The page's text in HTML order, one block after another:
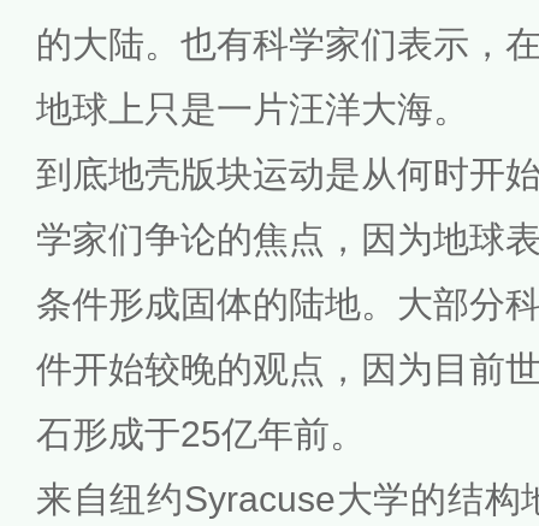
的大陆。也有科学家们表示，
地球上只是一片汪洋大海。
到底地壳版块运动是从何时开
学家们争论的焦点，因为地球
条件形成固体的陆地。大部分
件开始较晚的观点，因为目前
石形成于25亿年前。
来自纽约Syracuse大学的结构